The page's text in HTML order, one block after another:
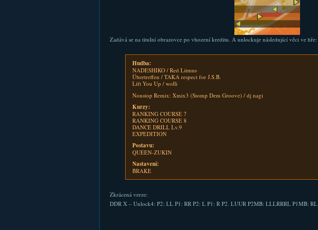
Zadává se na titulní obrazovce po vhození kreditu. A unlockuje následující věci ve hře:
Hudba:
NADESHIKO / Red Litmus
Übertreffen / TAKA respect for J.S.B.
Lift You Up / wolli
Nonstop Remix: Xmix3 (Stomp Dem Groove) / dj nagi
Kurzy:
RANKING COURSE 7
RANKING COURSE 8
DANCE DRILL Lv.9
EXPEDITION
Postavu:
QUEEN-ZUKIN
Nastavení:
BRAKE
Zkrácená verze:
DDR X – Unlock4: P2: LL P1: RR P2: L P1: R P2. LUUR P2MB: LLLRRRL P1MB: RL